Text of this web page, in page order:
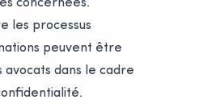
concernées.
les processus
peuvent être
avocats dans le cadre